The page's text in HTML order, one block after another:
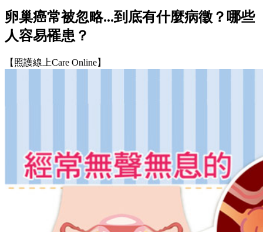
卵巢癌常被忽略...到底有什麼病徵？哪些
人容易罹患？
【照護線上Care Online】